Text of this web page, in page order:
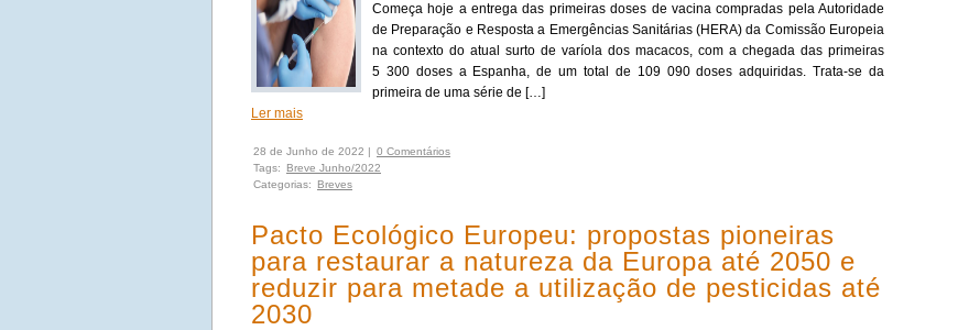
Começa hoje a entrega das primeiras doses de vacina compradas pela Autoridade
de Preparação e Resposta a Emergências Sanitárias (HERA) da Comissão Europeia
na contexto do atual surto de varíola dos macacos, com a chegada das primeiras
5 300 doses a Espanha, de um total de 109 090 doses adquiridas. Trata-se da
primeira de uma série de […]
Ler mais
28 de Junho de 2022 | 0 Comentários
Tags:
Breve Junho/2022
Categorias:
Breves
Pacto Ecológico Europeu: propostas pioneiras
para restaurar a natureza da Europa até 2050 e
reduzir para metade a utilização de pesticidas até
2030